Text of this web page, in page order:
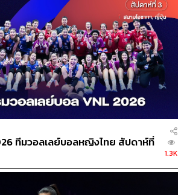
ทีมวอลเลย์บอลหญิงไทย สัปดาห์ที่
1.3K